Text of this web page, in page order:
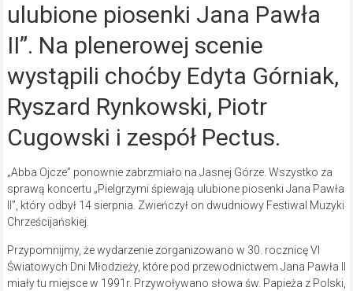
ulubione piosenki Jana Pawła
II”. Na plenerowej scenie
wystąpili choćby Edyta Górniak,
Ryszard Rynkowski, Piotr
Cugowski i zespół Pectus.
„Abba Ojcze” ponownie zabrzmiało na Jasnej Górze. Wszystko za
sprawą koncertu „Pielgrzymi śpiewają ulubione piosenki Jana Pawła
II”, który odbył 14 sierpnia. Zwieńczył on dwudniowy Festiwal Muzyki
Chrześcijańskiej.
Przypomnijmy, że wydarzenie zorganizowano w 30. rocznicę VI
Światowych Dni Młodzieży, które pod przewodnictwem Jana Pawła II
miały tu miejsce w 1991r. Przywoływano słowa św. Papieża z Polski,